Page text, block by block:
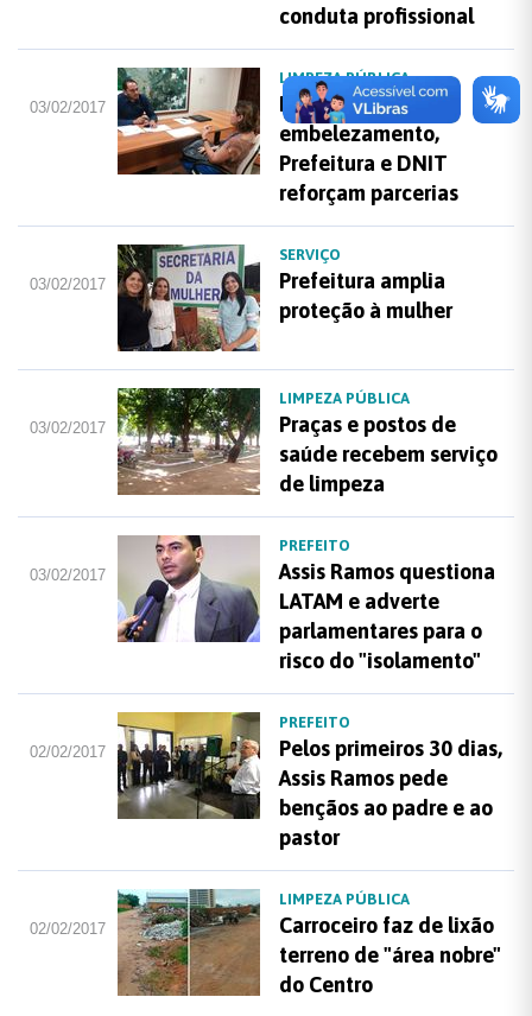
conduta profissional
03/02/2017
LIMPEZA PÚBLICA
Por segurança e
embelezamento,
Prefeitura e DNIT
reforçam parcerias
03/02/2017
SERVIÇO
Prefeitura amplia
proteção à mulher
03/02/2017
LIMPEZA PÚBLICA
Praças e postos de
saúde recebem serviço
de limpeza
03/02/2017
PREFEITO
Assis Ramos questiona
LATAM e adverte
parlamentares para o
risco do "isolamento"
02/02/2017
PREFEITO
Pelos primeiros 30 dias,
Assis Ramos pede
bençãos ao padre e ao
pastor
02/02/2017
LIMPEZA PÚBLICA
Carroceiro faz de lixão
terreno de "área nobre"
do Centro